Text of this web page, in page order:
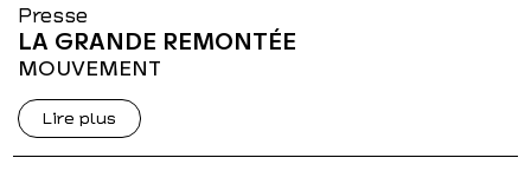
Presse
LA GRANDE REMONTÉE
MOUVEMENT
Lire plus